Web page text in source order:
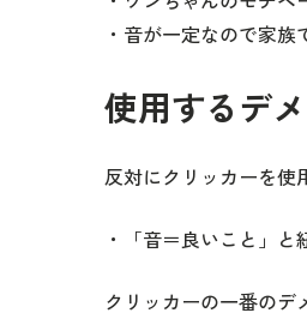
・音が一定なので家
使用するデ
反対にクリッカーを使
・「音＝良いこと」
クリッカーの一番のデ